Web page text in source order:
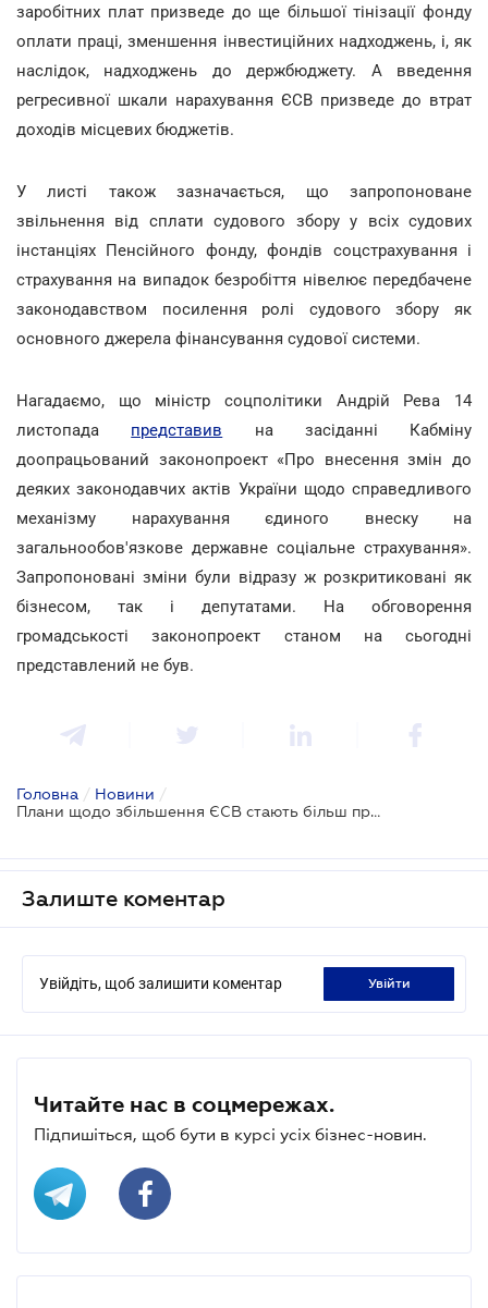
заробітних плат призведе до ще більшої тінізації фонду
оплати праці, зменшення інвестиційних надходжень, і, як
наслідок, надходжень до держбюджету. А введення
регресивної шкали нарахування ЄСВ призведе до втрат
доходів місцевих бюджетів.
У листі також зазначається, що запропоноване
звільнення від сплати судового збору у всіх судових
інстанціях Пенсійного фонду, фондів соцстрахування і
страхування на випадок безробіття нівелює передбачене
законодавством посилення ролі судового збору як
основного джерела фінансування судової системи.
Нагадаємо, що міністр соцполітики Андрій Рева 14
листопада представив на засіданні Кабміну
доопрацьований законопроект «Про внесення змін до
деяких законодавчих актів України щодо справедливого
механізму нарахування єдиного внеску на
загальнообов'язкове державне соціальне страхування».
Запропоновані зміни були відразу ж розкритиковані як
бізнесом, так і депутатами. На обговорення
громадськості законопроект станом на сьогодні
представлений не був.
Головна / Новини /
Плани щодо збільшення ЄСВ стають більш примарними
Залиште коментар
Увійдіть, щоб залишити коментар увійти
Читайте нас в соцмережах.
Підпишіться, щоб бути в курсі усіх бізнес-новин.